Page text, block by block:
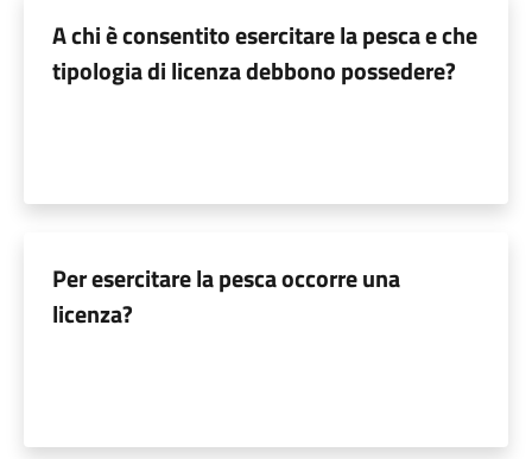
A chi è consentito esercitare la pesca e che
tipologia di licenza debbono possedere?
Per esercitare la pesca occorre una
licenza?